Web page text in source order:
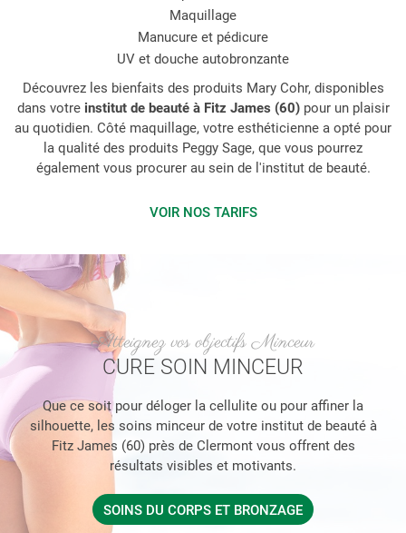
Maquillage
Manucure et pédicure
UV et douche autobronzante
Découvrez les bienfaits des produits Mary Cohr, disponibles
dans votre institut de beauté à Fitz James (60)pour un plaisir
au quotidien. Côté maquillage, votre esthéticienne a opté pour
la qualité des produits Peggy Sage, que vous pourrez
également vous procurer au sein de l'institut de beauté.
VOIR NOS TARIFS
Atteignez vos objectifs Minceur
CURE SOIN MINCEUR
Que ce soit pour déloger la cellulite ou pour affiner la
silhouette, les soins minceur de votre institut de beauté à
Fitz James (60) près de Clermont vous offrent des
résultats visibles et motivants.
SOINS DU CORPS ET BRONZAGE